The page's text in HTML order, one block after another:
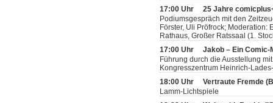
17:00 Uhr 25 Jahre
Podiumsgespräch mit den
Förster, Uli Pröfrock; Moderation:
Rathaus, Großer Ratssaal (1.
17:00 Uhr Jakob – Ein Comic-
Führung durch die Ausstellung
Kongresszentrum Heinrich-
18:00 Uhr Vertraute Fremde
Lamm-Lichtspiele